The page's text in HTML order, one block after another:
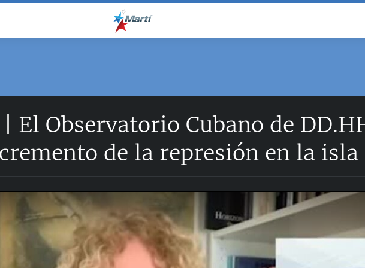
Observatorio Cubano de
de la represión en la isla